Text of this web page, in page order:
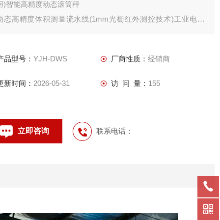
)智能高精度动态滚筒秤
态高精度体积测量流水线(1mm光栅红外测控技术)工业电脑
像取证拍照软件(彩色水印+图片存档+条码图)DWS配套软件
品型号： YJH-DWS 厂商性质： 经销商
新时间： 2026-05-31 访 问 量： 155
立即咨询 联系电话：